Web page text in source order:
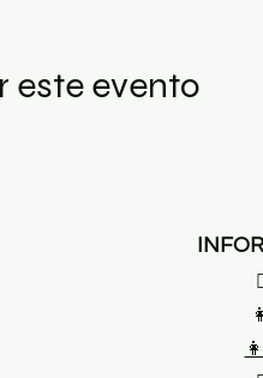
este evento